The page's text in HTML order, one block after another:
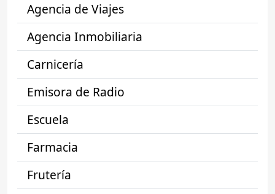
Agencia de Viajes
Agencia Inmobiliaria
Carnicería
Emisora de Radio
Escuela
Farmacia
Frutería